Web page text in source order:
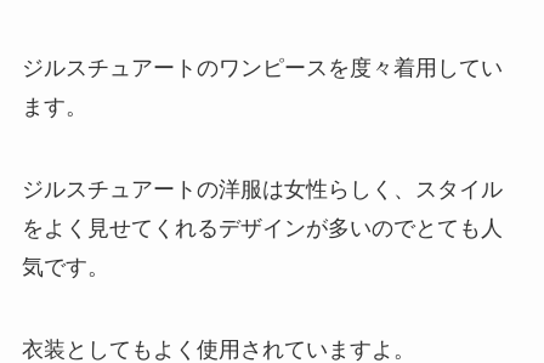
ジルスチュアートのワンピースを度々着用してい
ます。
ジルスチュアートの洋服は女性らしく、スタイル
をよく見せてくれるデザインが多いのでとても人
気です。
衣装としてもよく使用されていますよ。